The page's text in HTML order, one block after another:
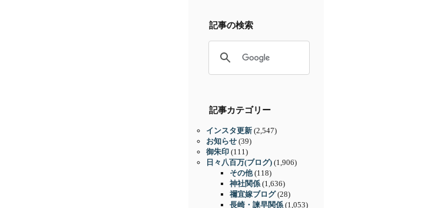
記事の検索
記事カテゴリー
インスタ更新 (2,547)
お知らせ (39)
御朱印 (111)
日々八百万(ブログ) (1,906)
その他(118)
神社関係 (1,636)
禰宜嫁ブログ(28)
長崎・諫早関係 (1,053)